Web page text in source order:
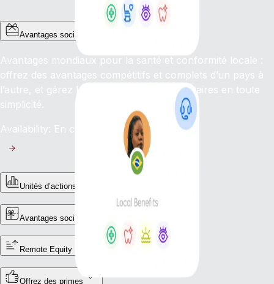
Avantages sociaux mondiaux
Avantages mondiaux pour la santé et conformité locale :
offrez des avantages compétitifs et complets d’un pays à
l’autre, et gérez les complexités réglementaires en toute
simplicité.
Availability: En cours
Unités d’actions restreintes (RSU)
Avantages sociaux pour les freelances
Remote Equity
Offrez des primes